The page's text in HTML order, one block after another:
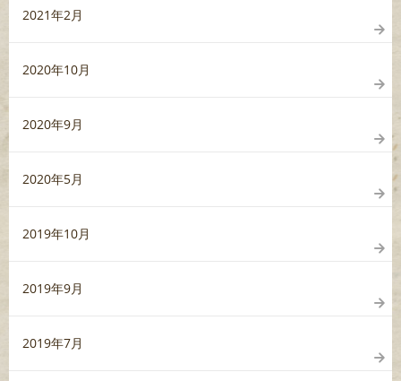
2021年2月
2020年10月
2020年9月
2020年5月
2019年10月
2019年9月
2019年7月